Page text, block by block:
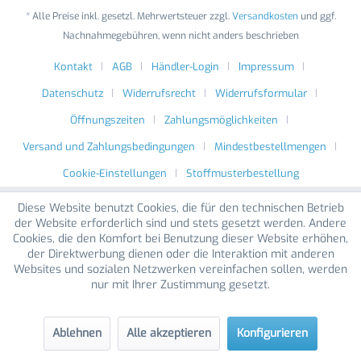
* Alle Preise inkl. gesetzl. Mehrwertsteuer zzgl.Versandkostenund ggf.
Nachnahmegebühren, wenn nicht anders beschrieben
Kontakt AGB Händler-Login
Impressum
Datenschutz
Widerrufsrecht
Widerrufsformular
Öffnungszeiten
Zahlungsmöglichkeiten
Versand und Zahlungsbedingungen
Mindestbestellmengen
Cookie-Einstellungen
Stoffmusterbestellung
Diese Website benutzt Cookies, die für den technischen Betrieb
der Website erforderlich sind und stets gesetzt werden. Andere
Cookies, die den Komfort bei Benutzung dieser Website erhöhen,
der Direktwerbung dienen oder die Interaktion mit anderen
Websites und sozialen Netzwerken vereinfachen sollen, werden
nur mit Ihrer Zustimmung gesetzt.
Ablehnen Alle akzeptieren Konfigurieren